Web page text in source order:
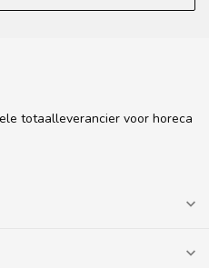
totaalleverancier voor horeca